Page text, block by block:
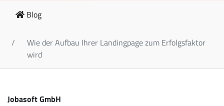
Blog
Wie der Aufbau Ihrer Landingpage zum Erfolgsfaktor
wird
Jobasoft GmbH